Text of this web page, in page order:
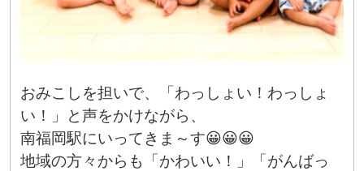
おみこしを担いで、「わっしょい！わっしょ
い！」と声をかけながら、
南福岡駅にいってきま～す😀😀😀
地域の方々からも「かわいい！」「がんばっ